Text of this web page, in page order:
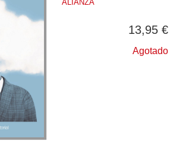
ALIANZA
13,95 €
Agotado